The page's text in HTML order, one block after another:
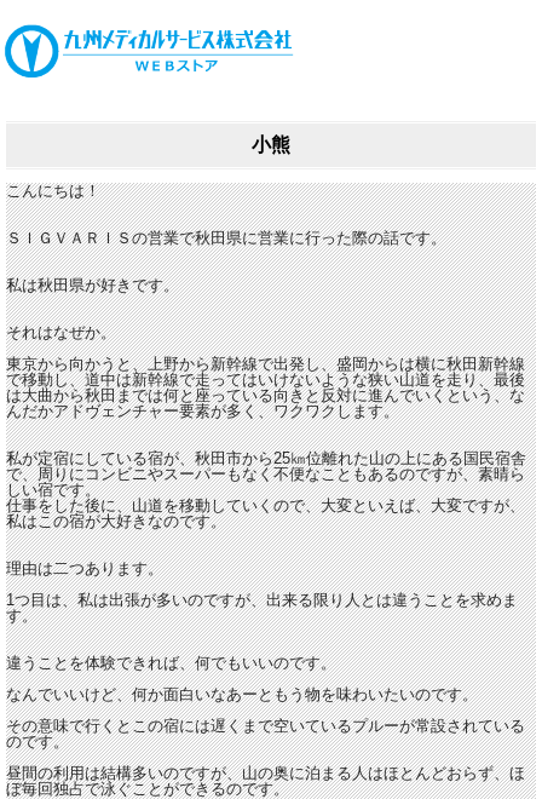
小熊
こんにちは！
ＳＩＧＶＡＲＩＳの営業で秋田県に営業に行った際の話です。
私は秋田県が好きです。
それはなぜか。
東京から向かうと、上野から新幹線で出発し、盛岡からは横に秋田新幹線
で移動し、道中は新幹線で走ってはいけないような狭い山道を走り、最後
は大曲から秋田までは何と座っている向きと反対に進んでいくという、な
んだかアドヴェンチャー要素が多く、ワクワクします。
私が定宿にしている宿が、秋田市から25㎞位離れた山の上にある国民宿舎
で、周りにコンビニやスーパーもなく不便なこともあるのですが、素晴ら
しい宿です。
仕事をした後に、山道を移動していくので、大変といえば、大変ですが、
私はこの宿が大好きなのです。
理由は二つあります。
1つ目は、私は出張が多いのですが、出来る限り人とは違うことを求めま
す。
違うことを体験できれば、何でもいいのです。
なんでいいけど、何か面白いなあーともう物を味わいたいのです。
その意味で行くとこの宿には遅くまで空いているプルーが常設されている
のです。
昼間の利用は結構多いのですが、山の奥に泊まる人はほとんどおらず、ほ
ぼ毎回独占で泳ぐことができるのです。